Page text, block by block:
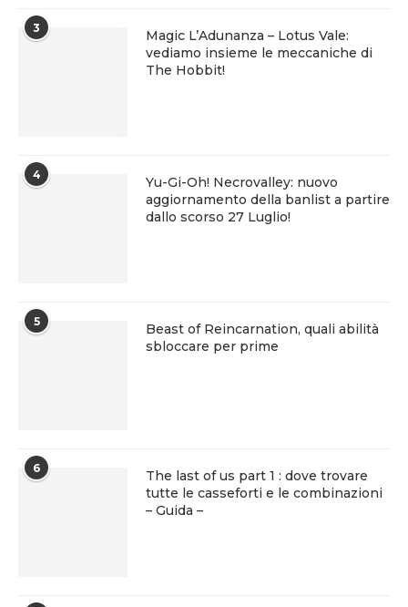
3
Magic L’Adunanza – Lotus Vale:
vediamo insieme le meccaniche di
The Hobbit!
4
Yu-Gi-Oh! Necrovalley: nuovo
aggiornamento della banlist a partire
dallo scorso 27 Luglio!
5
Beast of Reincarnation, quali abilità
sbloccare per prime
6
The last of us part 1 : dove trovare
tutte le casseforti e le combinazioni
– Guida –